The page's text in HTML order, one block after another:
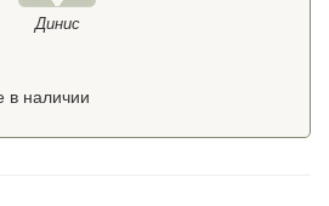
Динис
в наличии